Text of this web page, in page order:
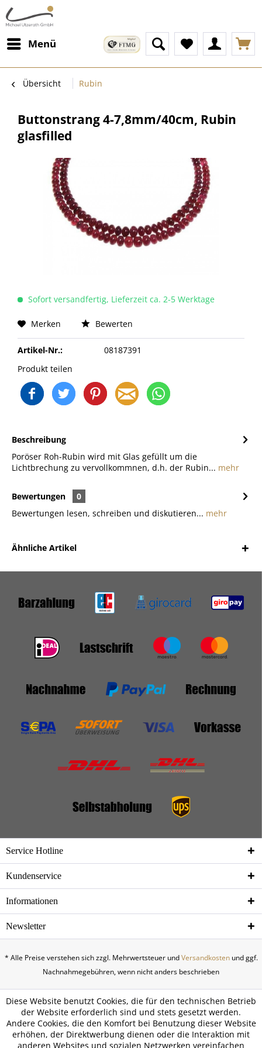
Menü
Übersicht Rubin
Buttonstrang 4-7,8mm/40cm, Rubin
glasfilled
Sofort versandfertig, Lieferzeit ca. 2-5 Werktage
Merken Bewerten
Artikel-Nr.:
08187391
Produkt teilen
Beschreibung
Poröser Roh-Rubin wird mit Glas gefüllt um die
Lichtbrechung zu vervollkommnen, d.h. der Rubin... mehr
Bewertungen
0
Bewertungen lesen, schreiben und diskutieren... mehr
Ähnliche Artikel
Service Hotline
Kundenservice
Informationen
Newsletter
* Alle Preise verstehen sich zzgl. Mehrwertsteuer undVersandkostenund ggf.
Nachnahmegebühren, wenn nicht anders beschrieben
Diese Website benutzt Cookies, die für den technischen Betrieb
der Website erforderlich sind und stets gesetzt werden.
Andere Cookies, die den Komfort bei Benutzung dieser Website
erhöhen, der Direktwerbung dienen oder die Interaktion mit
anderen Websites und sozialen Netzwerken vereinfachen